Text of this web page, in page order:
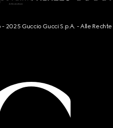
2025 Guccio Gucci S.p.A. - Alle